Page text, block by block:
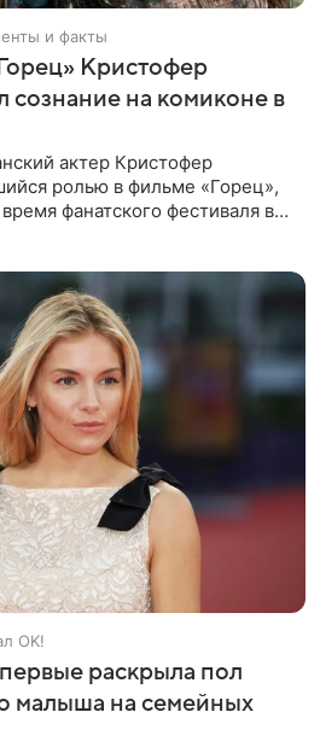
и факты
Кристофер
сознание на комиконе в
актер Кристофер
ролью в фильме «Горец»,
фанатского фестиваля в
OK!
раскрыла пол
малыша на семейных